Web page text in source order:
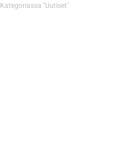
Kategoriassa "Uutiset"